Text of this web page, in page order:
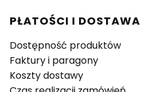
PŁATOŚCI I DOSTAWA
Dostępność produktów
Faktury i paragony
Koszty dostawy